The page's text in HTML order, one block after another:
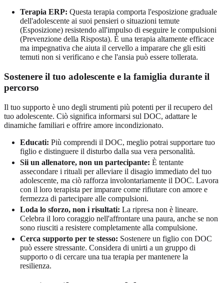
Terapia ERP: Questa terapia comporta l'esposizione graduale
dell'adolescente ai suoi pensieri o situazioni temute
(Esposizione) resistendo all'impulso di eseguire le compulsioni
(Prevenzione della Risposta). È una terapia altamente efficace
ma impegnativa che aiuta il cervello a imparare che gli esiti
temuti non si verificano e che l'ansia può essere tollerata.
Sostenere il tuo adolescente e la famiglia durante il
percorso
Il tuo supporto è uno degli strumenti più potenti per il recupero del
tuo adolescente. Ciò significa informarsi sul DOC, adattare le
dinamiche familiari e offrire amore incondizionato.
Educati: Più comprendi il DOC, meglio potrai supportare tuo
figlio e distinguere il disturbo dalla sua vera personalità.
Sii un allenatore, non un partecipante: È tentante
assecondare i rituali per alleviare il disagio immediato del tuo
adolescente, ma ciò rafforza involontariamente il DOC. Lavora
con il loro terapista per imparare come rifiutare con amore e
fermezza di partecipare alle compulsioni.
Loda lo sforzo, non i risultati: La ripresa non è lineare.
Celebra il loro coraggio nell'affrontare una paura, anche se non
sono riusciti a resistere completamente alla compulsione.
Cerca supporto per te stesso: Sostenere un figlio con DOC
può essere stressante. Considera di unirti a un gruppo di
supporto o di cercare una tua terapia per mantenere la
resilienza.